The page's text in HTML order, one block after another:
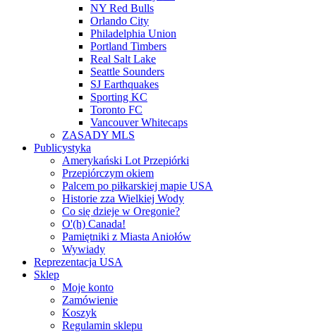
NY Red Bulls
Orlando City
Philadelphia Union
Portland Timbers
Real Salt Lake
Seattle Sounders
SJ Earthquakes
Sporting KC
Toronto FC
Vancouver Whitecaps
ZASADY MLS
Publicystyka
Amerykański Lot Przepiórki
Przepiórczym okiem
Palcem po piłkarskiej mapie USA
Historie zza Wielkiej Wody
Co się dzieje w Oregonie?
O'(h) Canada!
Pamiętniki z Miasta Aniołów
Wywiady
Reprezentacja USA
Sklep
Moje konto
Zamówienie
Koszyk
Regulamin sklepu